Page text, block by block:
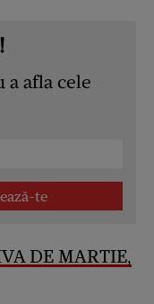
a afla cele
DE MARTIE,